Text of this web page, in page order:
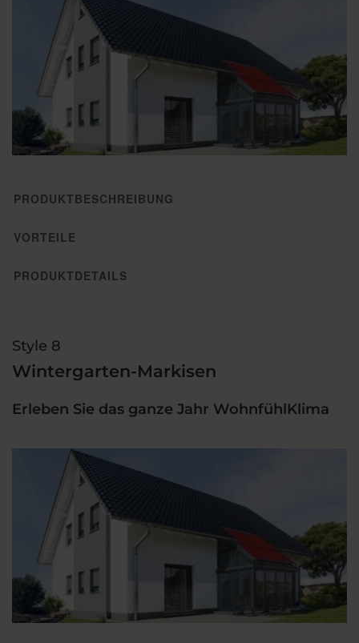
PRODUKTBESCHREIBUNG
VORTEILE
PRODUKTDETAILS
Style 8
Wintergarten-Markisen
Erleben Sie das ganze Jahr WohnfühlKlima